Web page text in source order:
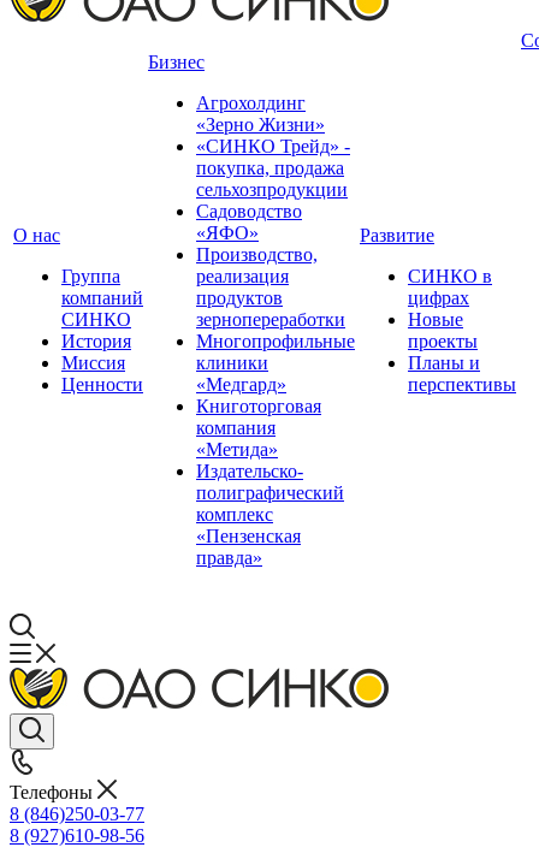
О нас
Группа
компаний
СИНКО
История
Миссия
Ценности
Бизнес
Агрохолдинг
«Зерно Жизни»
«СИНКО Трейд» -
покупка, продажа
сельхозпродукции
Садоводство
«ЯФО»
Производство,
реализация
продуктов
зернопереработки
Многопрофильные
клиники
«Медгард»
Книготорговая
компания
«Метида»
Издательско-
полиграфический
комплекс
«Пензенская
правда»
Развитие
СИНКО в
цифрах
Новые
проекты
Планы и
перспективы
Телефоны
8 (846)250-03-77
8 (927)610-98-56